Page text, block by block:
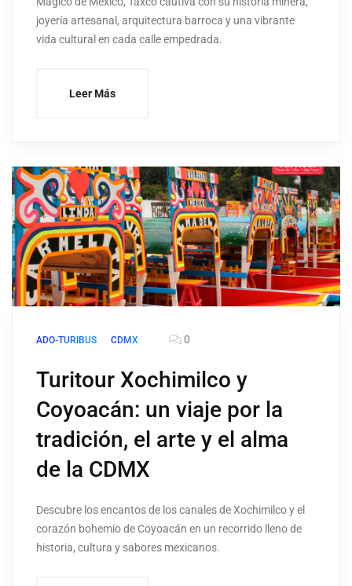
joyería artesanal, arquitectura barroca y una vibrante
vida cultural en cada calle empedrada.
Leer Más
ADO-TURIBUS CDMX 0
Turitour Xochimilco y
Coyoacán: un viaje por la
tradición, el arte y el alma
de la CDMX
Descubre los encantos de los canales de Xochimilco y el
corazón bohemio de Coyoacán en un recorrido lleno de
historia, cultura y sabores mexicanos.